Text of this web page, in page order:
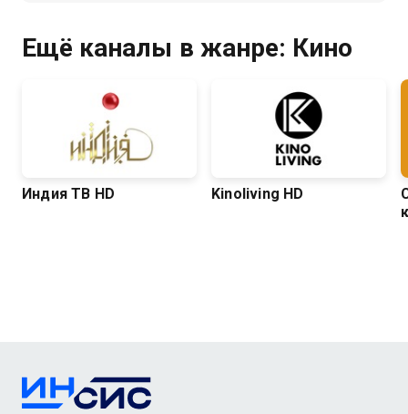
Ещё каналы в жанре: Кино
Индия ТВ HD Kinoliving HD